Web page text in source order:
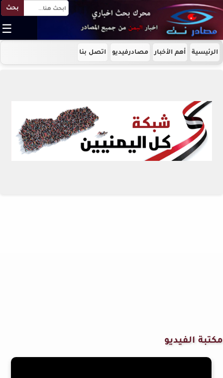
بحث
☰
الرئيسية أهم الأخبار مصادرفيديو اتصل بنا
مكتبة الفيديو